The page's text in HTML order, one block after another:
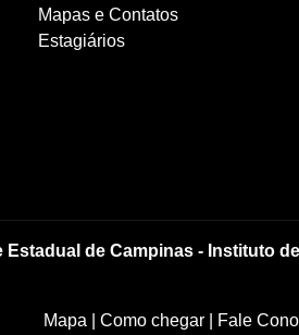
Mapas e Contatos
Estagiários
Estadual de Campinas - Instituto
Mapa Como chegar Fale